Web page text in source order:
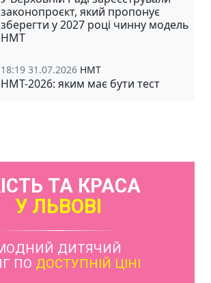
законопроєкт, який пропонує
зберегти у 2027 році чинну модель
НМТ
18:19 31.07.2026 НМТ
НМТ-2026: яким має бути тест